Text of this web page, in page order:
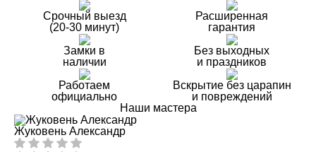
Срочный выезд
(20-30 минут)
Расширенная
гарантия
Замки в
наличии
Без выходных
и праздников
Работаем
официально
Вскрытие без царапин
и повреждений
Наши мастера
Жуковень Александр